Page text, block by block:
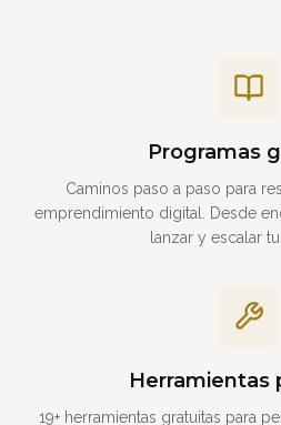
Programas
Caminos paso a paso para
emprendimiento digital. Desde
lanzar y escalar
Herramientas
19+ herramientas gratuitas para